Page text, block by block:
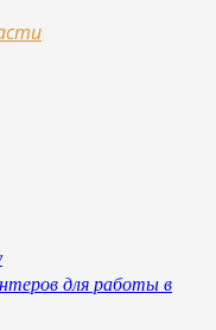
для работы в